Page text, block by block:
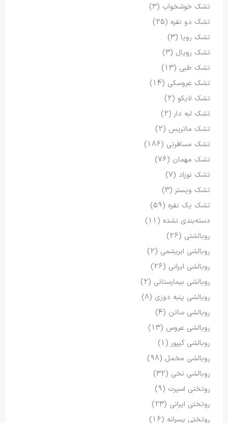
تشک خوشخواب (3)
تشک دو نفره (25)
تشک رویا (3)
تشک رویال (3)
تشک طبی (13)
تشک عروسکی (14)
تشک لایکو (2)
تشک لبه دار (2)
تشک ماتریس (2)
تشک مسافرتی (186)
تشک مهمان (76)
تشک نوزاد (7)
تشک ویستر (3)
تشک یک نفره (59)
دسته‌بندی نشده (11)
روبالشتی (26)
روبالشی ابریشمی (2)
روبالشی ایرانی (26)
روبالشی بیمارستانی (2)
روبالشی پنبه دوزی (8)
روبالشی ساتن (4)
روبالشی عروس (13)
روبالشی گیپور (1)
روبالشی مخمل (98)
روبالشی نخی (32)
روتختی اسپرت (9)
روتختی ایرانی (23)
روتختی پسرانه (16)